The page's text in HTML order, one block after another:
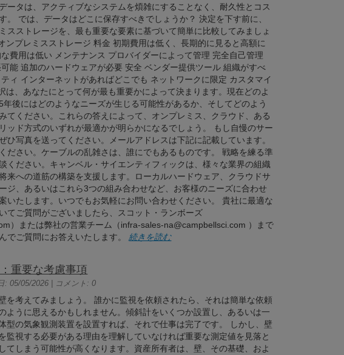
ータは、アクティブなシステムを煩雑にすることなく、耐久性とコス
。 では、データはどこに保存すべきでしょうか？ 決定を下す前に、
スストレージを、最も重要な要素に基づいて簡単に比較してみましょ
ンプレミスストレージ 料金 初期費用は低く、長期的に見ると高額に
費用は低い メンテナンス プロバイダーによって管理 完全自己管理
能 追加のハードウェアが必要 安全 ベンダー提供ツール 組織がすべ
ィ インターネットがあればどこでも ネットワークに限定 カスタマイ
は、あなたにとって何が最も重要かによって決まります。現在どのよ
後にはどのようなニーズが生じる可能性があるか、そしてどのよう
てください。これらの答えによって、オンプレミス、クラウド、ある
ッド方式のいずれが最適かが明らかになるでしょう。 もし自慢のサー
ひ写真を送ってください。メールアドレスは下記に記載しています。
ださい。ケーブルの乱雑さは、誰にでもあるものです。 戦略を練る準
ください。キャンベル・サイエンティフィックは、様々な業界の組織
来への道筋の構築を支援します。ローカルハードウェア、クラウドサ
ジ、あるいはこれら3つの組み合わせなど、お客様のニーズに合わせ
いたします。いつでもお気軽にお問い合わせください。 貴社に最適な
てご質問がございましたら、スコット・ランボーズ
）または弊社の営業チーム（infra-sales-na@campbellsci.com ）まで
でご質問にお答えいたします。 続きを読む
重要な考慮事項
: 05/05/2026 | コメント: 0
を考えてみましょう。 誰かに監視を依頼されたら、それは簡単な依頼
ように思えるかもしれません。傾斜計をいくつか設置し、あるいは一
型の気象観測装置を設置すれば、それで仕事は完了です。 しかし、壁
を監視する必要がある理由を理解していなければ重要な測定値を見落と
してしまう可能性が高くなります。資産所有者は、壁、その基礎、およ